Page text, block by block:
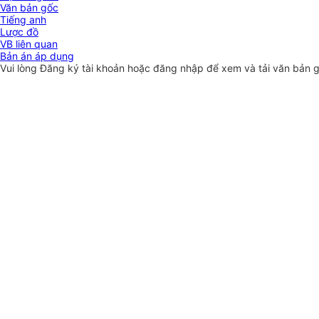
Văn bản gốc
Tiếng anh
Lược đồ
VB liên quan
Bản án áp dụng
Vui lòngĐăng ký tài khoản hoặc đăng nhập để xem và tải văn bản